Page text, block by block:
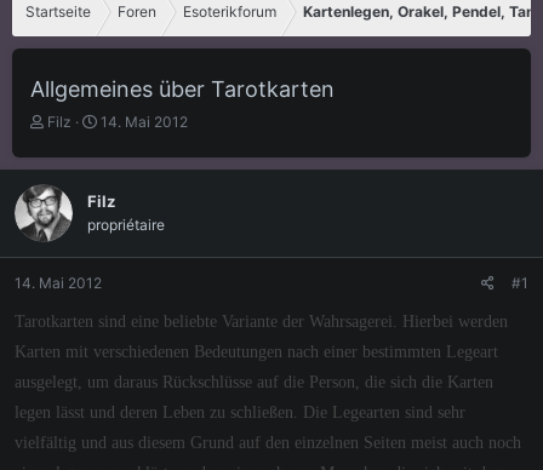
Startseite Foren Esoterikforum Kartenlegen, Orakel, Pendel,
Allgemeines über Tarotkarten
E
s
t
e
l
r
Filz
E
s
e
l
a
m
14. Mai 2012
Filz
propriétaire
14. Mai 2012 #1
Tarotkarten sind eine beliebte Variante der Wahrsagerei. Hierbei werden
Karten mit verschiedenen Bedeutungen nach einer bestimmten Legeart
ausgelegt, um daraus Rückschlüsse auf die Person, die sich die Karten
legen lässt und deren Leben zu schließen. Die Legearten sind sehr
vielfältig und aus diesem Grund auf den einzelnen Seiten meist auch noch